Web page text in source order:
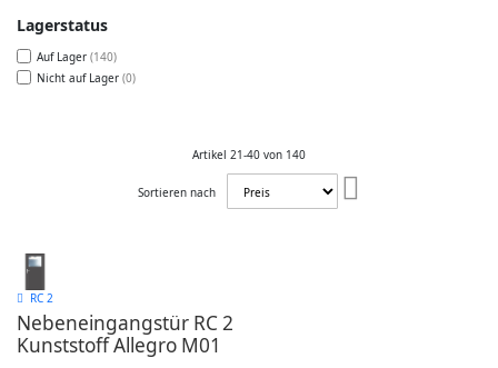
Artikel 21-40 von 140
Sortieren nach
RC 2
Nebeneingangstür RC 2
Kunststoff Allegro M01
Lagerstatus
Auf Lager 140
Nicht auf Lager 0